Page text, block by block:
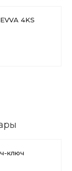
4KS
ключ